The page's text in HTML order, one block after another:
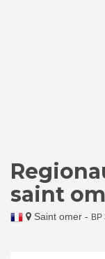
saint
Saint omer -